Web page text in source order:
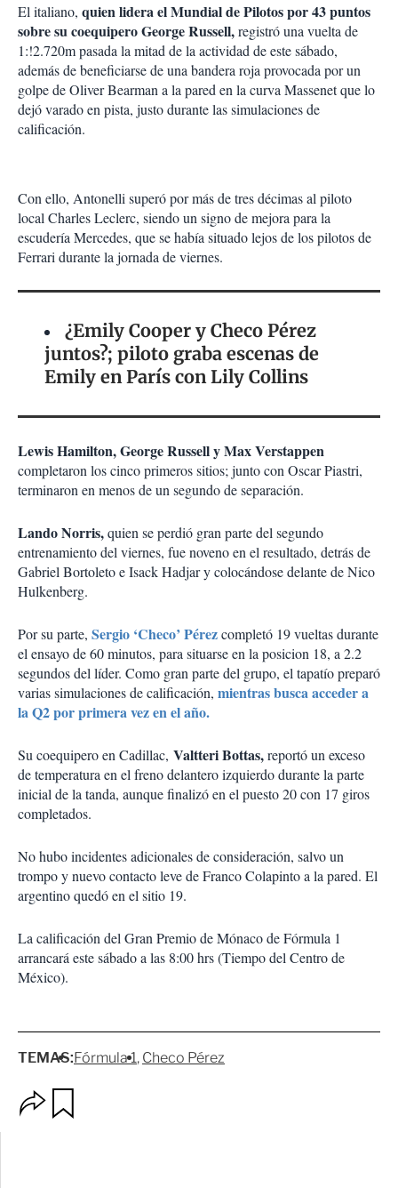
El italiano, quien lidera el Mundial de Pilotos por 43 puntos
sobre su coequipero George Russell,registró una vuelta de
1:!2.720m pasada la mitad de la actividad de este sábado,
además de beneficiarse de una bandera roja provocada por un
golpe de Oliver Bearman a la pared en la curva Massenet que lo
dejó varado en pista, justo durante las simulaciones de
calificación.
Con ello, Antonelli superó por más de tres décimas al piloto
local Charles Leclerc, siendo un signo de mejora para la
escudería Mercedes, que se había situado lejos de los pilotos de
Ferrari durante la jornada de viernes.
¿Emily Cooper y Checo Pérez
juntos?; piloto graba escenas de
Emily en París con Lily Collins
Lewis Hamilton, George Russell y Max Verstappen
completaron los cinco primeros sitios; junto con Oscar Piastri,
terminaron en menos de un segundo de separación.
Lando Norris,quien se perdió gran parte del segundo
entrenamiento del viernes, fue noveno en el resultado, detrás de
Gabriel Bortoleto e Isack Hadjar y colocándose delante de Nico
Hulkenberg.
Por su parte, Sergio ‘Checo’ Pérezcompletó 19 vueltas durante
el ensayo de 60 minutos, para situarse en la posicion 18, a 2.2
segundos del líder. Como gran parte del grupo, el tapatío preparó
varias simulaciones de calificación, mientras busca acceder a
la Q2 por primera vez en el año.
Su coequipero en Cadillac, Valtteri Bottas,reportó un exceso
de temperatura en el freno delantero izquierdo durante la parte
inicial de la tanda, aunque finalizó en el puesto 20 con 17 giros
completados.
No hubo incidentes adicionales de consideración, salvo un
trompo y nuevo contacto leve de Franco Colapinto a la pared. El
argentino quedó en el sitio 19.
La calificación del Gran Premio de Mónaco de Fórmula 1
arrancará este sábado a las 8:00 hrs (Tiempo del Centro de
México).
TEMAS:Fórmula 1 Checo Pérez